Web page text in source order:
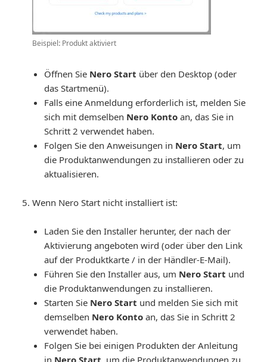
Beispiel: Produkt aktiviert
Öffnen Sie Nero Start über den Desktop (oder
das Startmenü).
Falls eine Anmeldung erforderlich ist, melden Sie
sich mit demselben Nero Konto an, das Sie in
Schritt 2 verwendet haben.
Folgen Sie den Anweisungen in Nero Start, um
die Produktanwendungen zu installieren oder zu
aktualisieren.
Wenn Nero Start nicht installiert ist:
Laden Sie den Installer herunter, der nach der
Aktivierung angeboten wird (oder über den Link
auf der Produktkarte / in der Händler-E-Mail).
Führen Sie den Installer aus, um Nero Start und
die Produktanwendungen zu installieren.
Starten Sie Nero Start und melden Sie sich mit
demselben Nero Konto an, das Sie in Schritt 2
verwendet haben.
Folgen Sie bei einigen Produkten der Anleitung
in Nero Start , um die Produktanwendungen zu